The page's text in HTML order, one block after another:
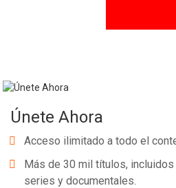
Únete Ahora
Acceso ilimitado a todo el
Más de 30 mil títulos,
series y documentales.